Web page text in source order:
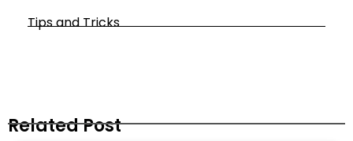
Tips and Tricks
Related Post